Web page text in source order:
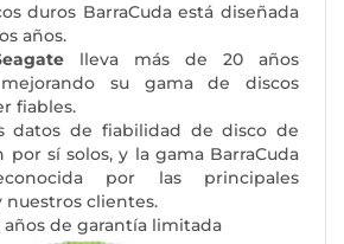
duros BarraCuda está diseñada
años.
lleva más de 20 años
su gama de discos
fiables.
datos de fiabilidad de disco de
por sí solos, y la gama BarraCuda
por las principales
nuestros clientes.
años de garantía limitada